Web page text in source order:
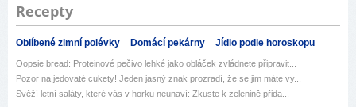
Recepty
Oblíbené zimní polévky Domácí pekárny Jídlo podle horoskopu
Oopsie bread: Proteinové pečivo lehké jako obláček zvládnete připravit...
Pozor na jedovaté cukety! Jeden jasný znak prozradí, že se jim máte vy...
Svěží letní saláty, které vás v horku neunaví: Zkuste k zelenině přida...